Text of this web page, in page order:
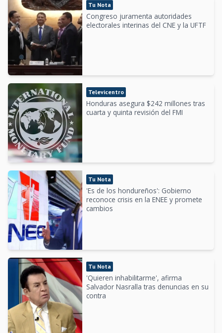
Tu Nota
Congreso juramenta autoridades
electorales interinas del CNE y la UFTF
Televicentro
Honduras asegura $242 millones tras
cuarta y quinta revisión del FMI
Tu Nota
'Es de los hondureños': Gobierno
reconoce crisis en la ENEE y promete
cambios
Tu Nota
'Quieren inhabilitarme', afirma
Salvador Nasralla tras denuncias en su
contra